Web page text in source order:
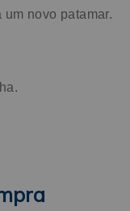
novo patamar.